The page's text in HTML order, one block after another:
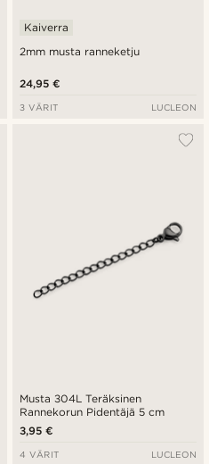
2mm musta ranneketju
Kaiverra
24,95 €
3 VÄRIT LUCLEON
Musta 304L Teräksinen
Rannekorun Pidentäjä 5 cm
3,95 €
4 VÄRIT LUCLEON